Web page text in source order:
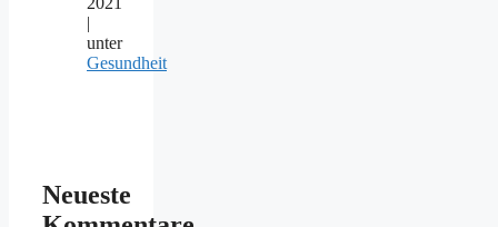
|
unter
Gesundheit
Neueste